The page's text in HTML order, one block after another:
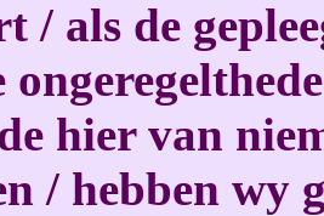
/ als de
hier van
/ hebben wy